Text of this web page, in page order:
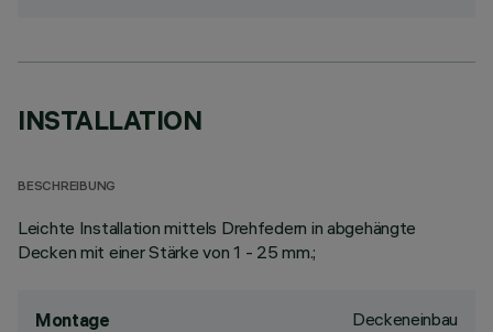
INSTALLATION
BESCHREIBUNG
Leichte Installation mittels Drehfedern in abgehängte
Decken mit einer Stärke von 1 - 25 mm.;
Montage Deckeneinbau